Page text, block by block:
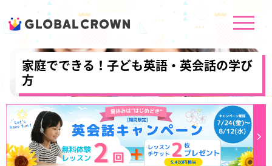
家庭でできる！子ども英語・英会話の学び
方